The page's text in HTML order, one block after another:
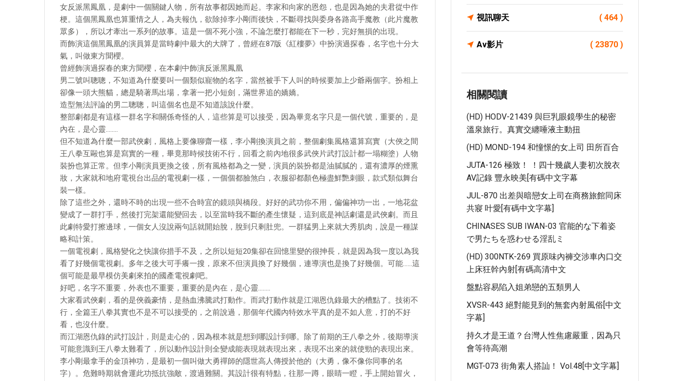
女反派黑鳳凰，是劇中一個關鍵人物，所有故事都因她而起。李家和向家的恩怨，也是因為她的夫君從中作
梗。這個黑鳳凰也算重情之人，為夫報仇，欲除掉李小剛而後快，不斷尋找與委身各路高手魔教（此片魔教
眾多），所以才牽出一系列的故事。這是一個不死小強，不論怎麼打都能在下一秒，完好無損的出現。
而飾演這個黑鳳凰的演員算是當時劇中最大的大牌了，曾經在87版《紅樓夢》中扮演過探春，名字也十分大
氣，叫做東方聞櫻。
曾經飾演過探春的東方聞櫻，在本劇中飾演反派黑鳳凰
男二號叫聰聰，不知道為什麼要叫一個類似寵物的名字，當然被手下人叫的時候要加上少爺兩個字。扮相上
卻像一頭大熊貓，總是騎著馬出場，拿著一把小短劍，滿世界追的嬌嬌。
造型無法評論的男二聰聰，叫這個名也是不知道該說什麼。
整部劇都是有這樣一群名字和關係奇怪的人，這些算是可以接受，因為畢竟名字只是一個代號，重要的，是
內在，是心靈……..
但不知道為什麼一部武俠劇，風格上要像聊齋一樣，李小剛換演員之前，整個劇集風格還算寫實（大俠之間
王八拳互毆也算是寫實的一種，畢竟那時候技術不行，回看之前內地很多武俠片武打設計都一塌糊塗）人物
裝扮也算正常。但李小剛演員更換之後，所有風格都為之一變，演員的裝扮都是油膩膩的，還有濃厚的煙熏
妝，大家就和地府電視台出品的電視劇一樣，一個個都臉煞白，衣服卻都顏色極盡鮮艷刺眼，款式類似舞台
裝一樣。
除了這些之外，還時不時的出現一些不合時宜的鏡頭與橋段。好好的武功你不用，偏偏神功一出，一地花盆
變成了一群打手，然後打完架還能變回去，以至當時我不斷的產生懷疑，這到底是神話劇還是武俠劇。而且
此劇特愛打擦邊球，一個女人沒說兩句話就開始脫，脫到只剩肚兜。一群猛男上來就大秀肌肉，說是一種謀
略和計策。
一個電視劇，風格變化之快讓你措手不及，之所以短短20集卻在回憶里變的很抻長，就是因為我一度以為我
看了好幾個電視劇。多年之後大可手癢一搜，原來不但演員換了好幾個，連導演也是換了好幾個。可能……這
個可能是最早模仿美劇來拍的國產電視劇吧。
好吧，名字不重要，外表也不重要，重要的是內在，是心靈……..
大家看武俠劇，看的是俠義豪情，是熱血沸騰武打動作。而武打動作就是江湖恩仇錄最大的槽點了。技術不
行，全篇王八拳其實也不是不可以接受的，之前說過，那個年代國內特效水平真的是不如人意，打的不好
看，也沒什麼。
而江湖恩仇錄的武打設計，則是走心的，因為根本就是想到哪設計到哪。除了前期的王八拳之外，後期導演
可能意識到王八拳太難看了，所以動作設計則全變成能表現就表現出來，表現不出來的就使勁的表現出來。
李小剛最拿手的金頂神功，是最初一個叫做大勇禪師的隱世高人傳授於他的（大勇，像不像你同事的名
字）。危難時期就會運此功抵抗強敵，渡過難關。其設計很有特點，往那一蹲，眼睛一瞪，手上開始冒火，
視訊聊天 ( 464 )
Av影片 ( 23870 )
相關閱讀
(HD) HODV-21439 與巨乳眼鏡學生的秘密
溫泉旅行。真實交纏唾液主動扭
(HD) MOND-194 和憧憬的女上司 田所百合
JUTA-126 極致！ ！四十幾歲人妻初次脫衣
AV記錄 豐永映美[有碼中文字幕
JUL-870 出差與暗戀女上司在商務旅館同床
共寢 叶愛[有碼中文字幕]
CHINASES SUB IWAN-03 官能的な下着姿
で男たちを惑わせる淫乱ミ
(HD) 300NTK-269 買原味內褲交涉車內口交
上床狂幹內射[有碼高清中文
盤點容易陷入姐弟戀的五類男人
XVSR-443 絕對能見到的無套內射風俗[中文
字幕]
持久才是王道？台灣人性焦慮嚴重，因為只
會等待高潮
MGT-073 街角素人搭訕！ Vol.48[中文字幕]